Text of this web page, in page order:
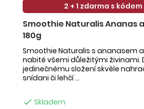
2 + 1 zdarma s kódem
Smoothie Naturalis Ananas
180g
Smoothie Naturalis s ananasem
nabité všemi důležitými živinami.
jedinečnému složení skvěle
snídani či lehčí ...
 Skladem